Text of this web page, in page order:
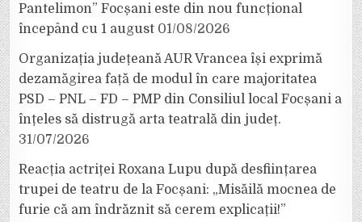
Pantelimon” Focșani este din nou funcțional
începând cu 1 august 01/08/2026
Organizația județeană AUR Vrancea își exprimă
dezamăgirea față de modul în care majoritatea
PSD – PNL – FD – PMP din Consiliul local Focșani a
înțeles să distrugă arta teatrală din județ.
31/07/2026
Reacția actriței Roxana Lupu după desființarea
trupei de teatru de la Focșani: „Misăilă mocnea de
furie că am îndrăznit să cerem explicații!”